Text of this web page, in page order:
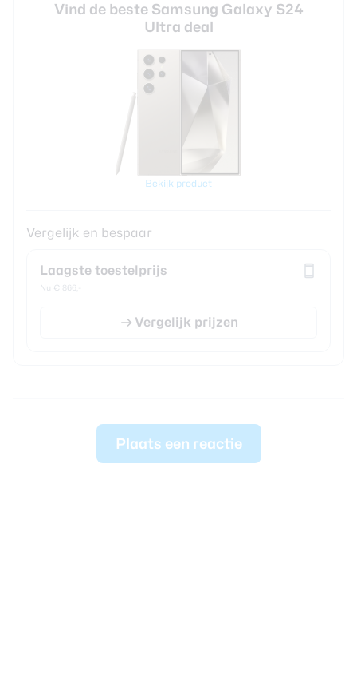
Vind de beste Samsung Galaxy S24
Ultra deal
Bekijk product
Vergelijk en bespaar
Laagste toestelprijs
Nu € 866,-
Vergelijk prijzen
Plaats een reactie